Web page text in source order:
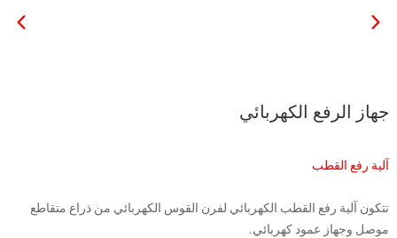
جهاز الرفع الكهربائي
آلية رفع القطب
تتكون آلية رفع القطب الكهربائي لفرن القوس الكهربائي من ذراع متقاطع
موصل وجهاز عمود كهربائي.